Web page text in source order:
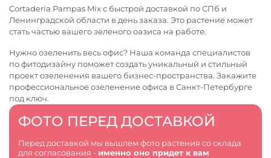
ФОТО ПЕРЕД ДОСТАВКОЙ
Перед доставкой мы вышлем фото растения со склада
для согласования - именно оно придет к вам
Cortaderia Pampas Mix с быстрой доставкой по СПб и
Ленинградской области в день заказа. Это растение может
стать частью вашего зеленого оазиса на работе.
Нужно озеленить весь офис? Наша команда специалистов
по фитодизайну поможет создать уникальный и стильный
проект озеленения вашего бизнес-пространства. Закажите
профессиональноеозеленение офиса в Санкт-Петербурге
под ключ.